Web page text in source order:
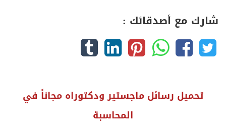
شارك مع أصدقائك :
تحميل رسائل ماجستير ودكتوراه مجاناً في
المحاسبة